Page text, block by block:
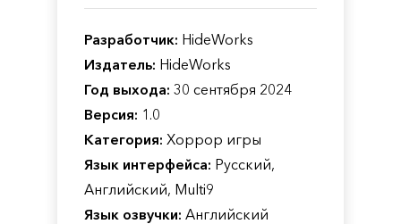
Разработчик: HideWorks
Издатель: HideWorks
Год выхода: 30 сентября 2024
Версия: 1.0
Категория: Хоррор игры
Язык интерфейса: Русский,
Английский, Multi9
Язык озвучки: Английский